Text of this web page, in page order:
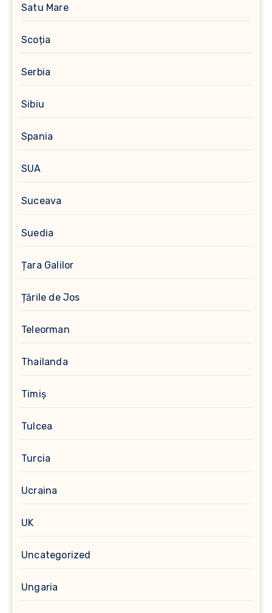
Satu Mare
Scoția
Serbia
Sibiu
Spania
SUA
Suceava
Suedia
Țara Galilor
Țările de Jos
Teleorman
Thailanda
Timiș
Tulcea
Turcia
Ucraina
UK
Uncategorized
Ungaria